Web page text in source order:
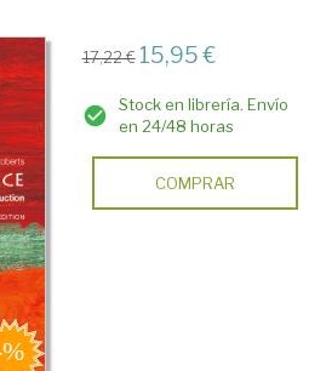
17,22 € 15,95 €
Stock en librería. Envío
en 24/48 horas
COMPRAR